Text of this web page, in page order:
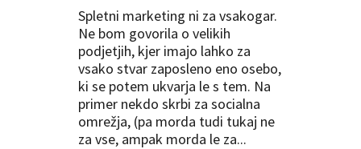
Spletni marketing ni za vsakogar.
Ne bom govorila o velikih
podjetjih, kjer imajo lahko za
vsako stvar zaposleno eno osebo,
ki se potem ukvarja le s tem. Na
primer nekdo skrbi za socialna
omrežja, (pa morda tudi tukaj ne
za vse, ampak morda le za...